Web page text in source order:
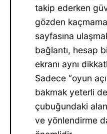
takip ederken
gözden
sayfasına
bağlantı, hesap
ekranı aynı
Sadece “oyun
bakmak yeterli
çubuğundaki
ve yönlendirme